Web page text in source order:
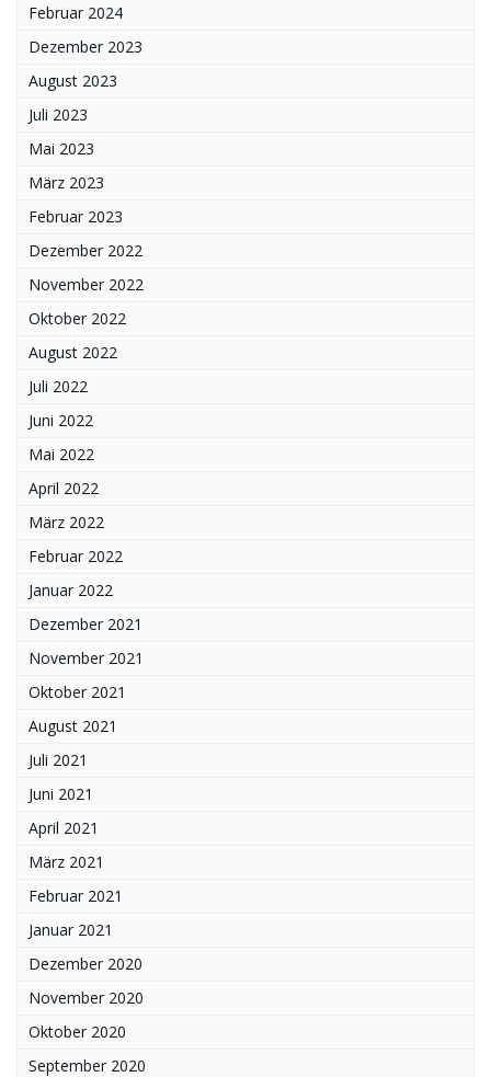
Februar 2024
Dezember 2023
August 2023
Juli 2023
Mai 2023
März 2023
Februar 2023
Dezember 2022
November 2022
Oktober 2022
August 2022
Juli 2022
Juni 2022
Mai 2022
April 2022
März 2022
Februar 2022
Januar 2022
Dezember 2021
November 2021
Oktober 2021
August 2021
Juli 2021
Juni 2021
April 2021
März 2021
Februar 2021
Januar 2021
Dezember 2020
November 2020
Oktober 2020
September 2020